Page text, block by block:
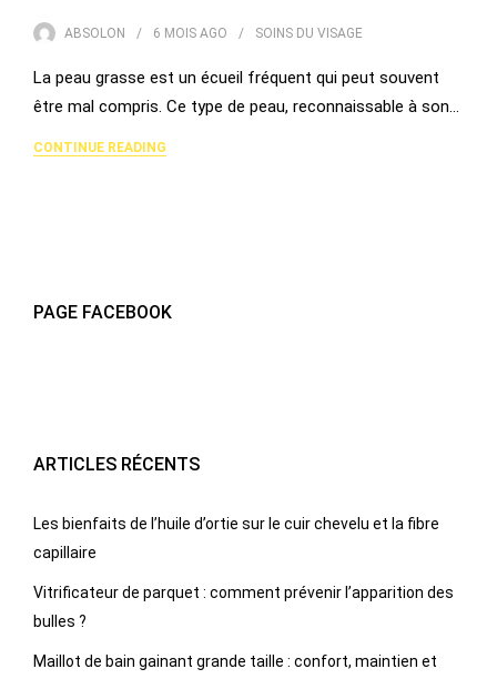
ABSOLON 6 MOIS AGO SOINS DU VISAGE
La peau grasse est un écueil fréquent qui peut souvent
être mal compris. Ce type de peau, reconnaissable à son…
CONTINUE READING
PAGE FACEBOOK
ARTICLES RÉCENTS
Les bienfaits de l’huile d’ortie sur le cuir chevelu et la fibre
capillaire
Vitrificateur de parquet : comment prévenir l’apparition des
bulles ?
Maillot de bain gainant grande taille : confort, maintien et